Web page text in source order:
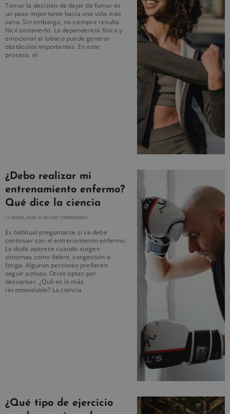
Tomar la decisión de dejar de fumar es
un paso importante hacia una vida más
sana. Sin embargo, no siempre resulta
fácil sostenerlo. La dependencia física y
emocional al tabaco puede generar
obstáculos importantes. En este
proceso, el
¿Debo realizar mi
entrenamiento enfermo?
Qué dice la ciencia
17 ENERO, 2026 NO HAY COMENTARIOS
Es habitual preguntarse si se debe
continuar con el entrenamiento enfermo.
La duda aparece cuando surgen
síntomas como fiebre, congestión o
fatiga. Algunas personas prefieren
seguir activas. Otras optan por
descansar. ¿Qué es lo más
recomendable? La ciencia
¿Qué tipo de ejercicio